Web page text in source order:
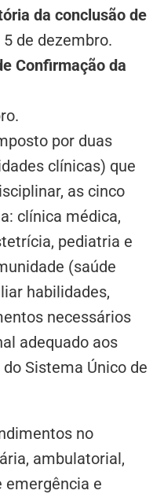
da conclusão de
5 de dezembro.
Confirmação da
por duas
clínicas) que
as cinco
clínica médica,
pediatria e
(saúde
habilidades,
necessários
adequado aos
Sistema Único de
no
ambulatorial,
emergência e